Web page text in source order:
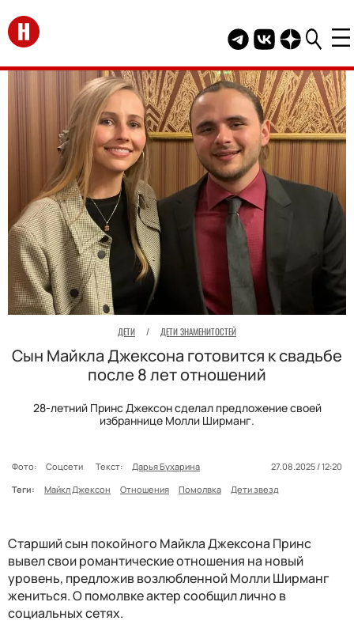
Перейти на главную
Telegram канал
Группа HELLO
Канал
ДЕТИ / ДЕТИ ЗНАМЕНИТОСТЕЙ
Сын Майкла Джексона готовится к свадьбе
после 8 лет отношений
28-летний Принс Джексон сделал предложение своей
избраннице Молли Ширманг.
Фото: Соцсети Текст: Дарья Бухарина
27.08.2025 / 12:20
Теги:
Майкл Джексон Отношения Помолвка Дети звезд
Старший сын покойного Майкла Джексона Принс
вывел свои романтические отношения на новый
уровень, предложив возлюбленной Молли Ширманг
жениться. О помолвке актер сообщил лично в
социальных сетях.